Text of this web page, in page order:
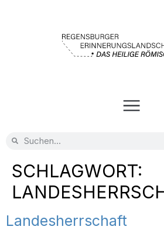
SCHLAGWORT:
Landesherrschaft